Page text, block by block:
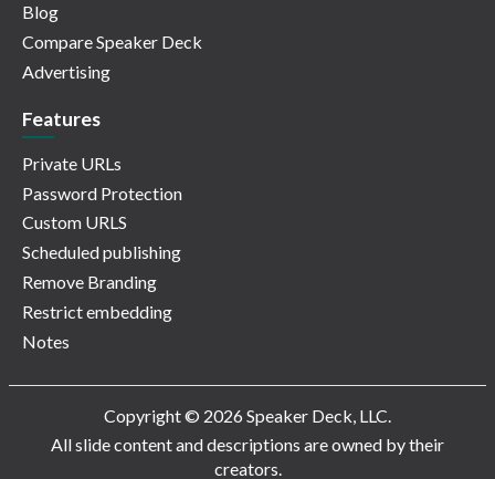
Blog
Compare Speaker Deck
Advertising
Features
Private URLs
Password Protection
Custom URLS
Scheduled publishing
Remove Branding
Restrict embedding
Notes
Copyright © 2026 Speaker Deck, LLC.
All slide content and descriptions are owned by their
creators.